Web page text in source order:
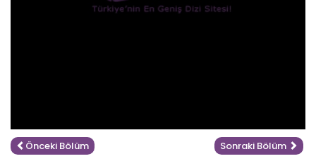
Önceki Bölüm Sonraki Bölüm